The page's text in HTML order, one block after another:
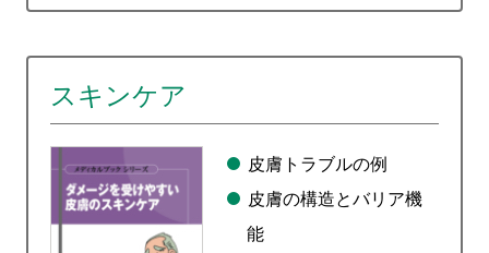
スキンケア
皮膚トラブルの例
皮膚の構造とバリア機
能